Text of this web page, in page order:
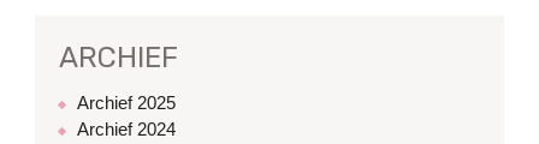
ARCHIEF
Archief 2025
Archief 2024